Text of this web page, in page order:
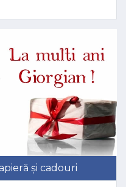
și cadouri